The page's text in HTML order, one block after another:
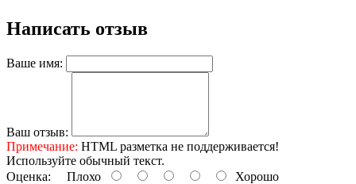
Написать отзыв
Ваше имя:
Ваш отзыв:
Примечание: HTML разметка не поддерживается!
Используйте обычный текст.
Оценка: Плохо Хорошо